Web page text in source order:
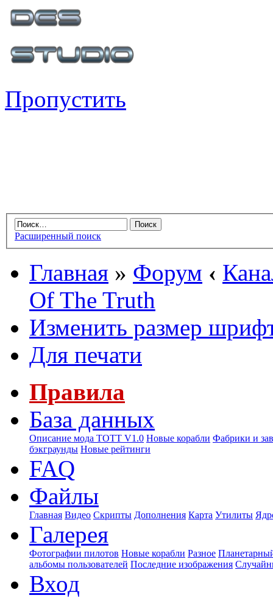
Пропустить
Расширенный поиск
Главная » Форум ‹
Of The Truth
Изменить размер
Для печати
Правила
База данных
Описание мода ТОТТ V1.0 Новые корабли Фабрики и
бэкграунды Новые рейтинги
FAQ
Файлы
Главная Видео Скрипты Дополнения Карта Утилиты
Галерея
Фотографии пилотов Новые корабли Разное
альбомы пользователей Последние изображения
Вход